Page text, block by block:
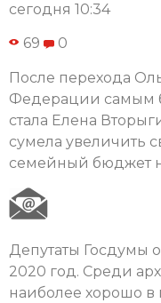
сегодня 10:34
69 0
После перехода
Федерации самым
стала Елена
сумела увеличить
семейный бюджет
Депутаты Госдумы
2020 год. Среди
наиболее хорошо в